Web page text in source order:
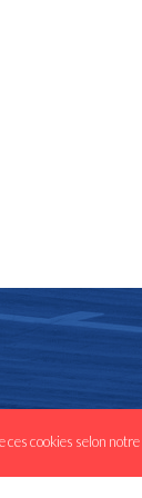
cookies selon notre